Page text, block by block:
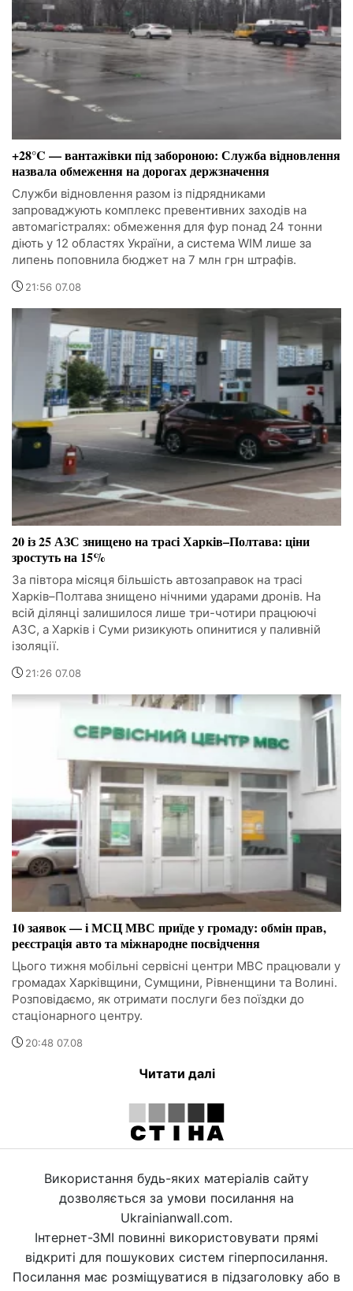
+28°C — вантажівки під забороною: Служба відновлення
назвала обмеження на дорогах держзначення
Служби відновлення разом із підрядниками
запроваджують комплекс превентивних заходів на
автомагістралях: обмеження для фур понад 24 тонни
діють у 12 областях України, а система WIM лише за
липень поповнила бюджет на 7 млн грн штрафів.
21:56 07.08
20 із 25 АЗС знищено на трасі Харків–Полтава: ціни
зростуть на 15%
За півтора місяця більшість автозаправок на трасі
Харків–Полтава знищено нічними ударами дронів. На
всій ділянці залишилося лише три-чотири працюючі
АЗС, а Харків і Суми ризикують опинитися у паливній
ізоляції.
21:26 07.08
10 заявок — і МСЦ МВС приїде у громаду: обмін прав,
реєстрація авто та міжнародне посвідчення
Цього тижня мобільні сервісні центри МВС працювали у
громадах Харківщини, Сумщини, Рівненщини та Волині.
Розповідаємо, як отримати послуги без поїздки до
стаціонарного центру.
20:48 07.08
Читати далі
Використання будь-яких матеріалів сайту
дозволяється за умови посилання на
Ukrainianwall.com.
Інтернет-ЗМІ повинні використовувати прямі
відкриті для пошукових систем гіперпосилання.
Посилання має розміщуватися в підзаголовку або в